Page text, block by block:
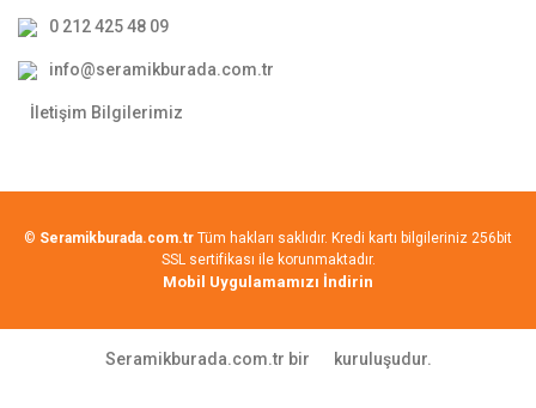
0 212 425 48 09
info@seramikburada.com.tr
İletişim Bilgilerimiz
© Seramikburada.com.tr Tüm hakları saklıdır. Kredi kartı bilgileriniz 256bit
SSL sertifikası ile korunmaktadır.
Mobil Uygulamamızı İndirin
Seramikburada.com.tr bir kuruluşudur.